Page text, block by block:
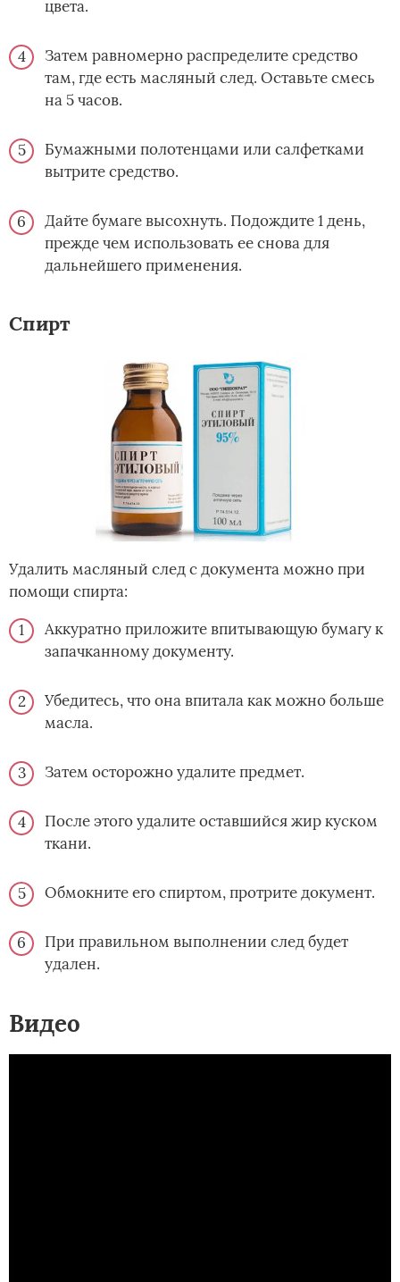
цвета.
Затем равномерно распределите средство
там, где есть масляный след. Оставьте смесь
на 5 часов.
Бумажными полотенцами или салфетками
вытрите средство.
Дайте бумаге высохнуть. Подождите 1 день,
прежде чем использовать ее снова для
дальнейшего применения.
Спирт
Удалить масляный след с документа можно при
помощи спирта:
Аккуратно приложите впитывающую бумагу к
запачканному документу.
Убедитесь, что она впитала как можно больше
масла.
Затем осторожно удалите предмет.
После этого удалите оставшийся жир куском
ткани.
Обмокните его спиртом, протрите документ.
При правильном выполнении след будет
удален.
Видео